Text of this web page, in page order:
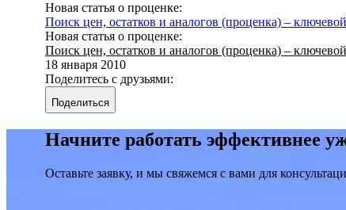
Новая статья о проценке:
Поиск цен, остатков и аналогов (проценка) –
Новая статья о проценке:
Поиск цен, остатков и аналогов (проценка) –
18 января 2010
Поделитесь с друзьями:
Поделиться
Начните работать эффективнее
Оставьте заявку, и мы свяжемся с вами для